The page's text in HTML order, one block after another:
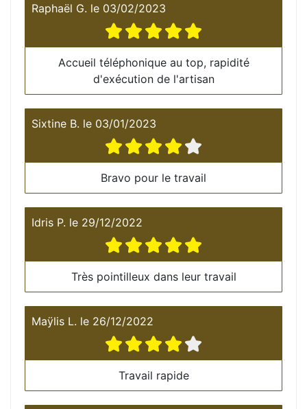
Raphaël G. le 03/02/2023
Accueil téléphonique au top, rapidité
d'exécution de l'artisan
Sixtine B. le 03/01/2023
Bravo pour le travail
Idris P. le 29/12/2022
Très pointilleux dans leur travail
Maÿlis L. le 26/12/2022
Travail rapide